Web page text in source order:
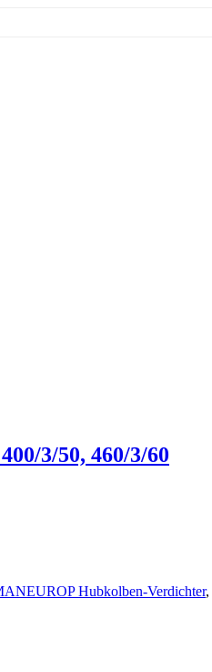
3/50, 460/3/60
Hubkolben-Verdichter,